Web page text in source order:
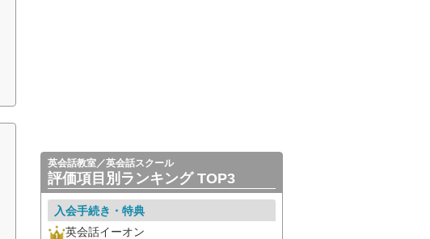
英会話教室／英会話スクール
評価項目別ランキング TOP3
入会手続き・特典
英会話イーオン